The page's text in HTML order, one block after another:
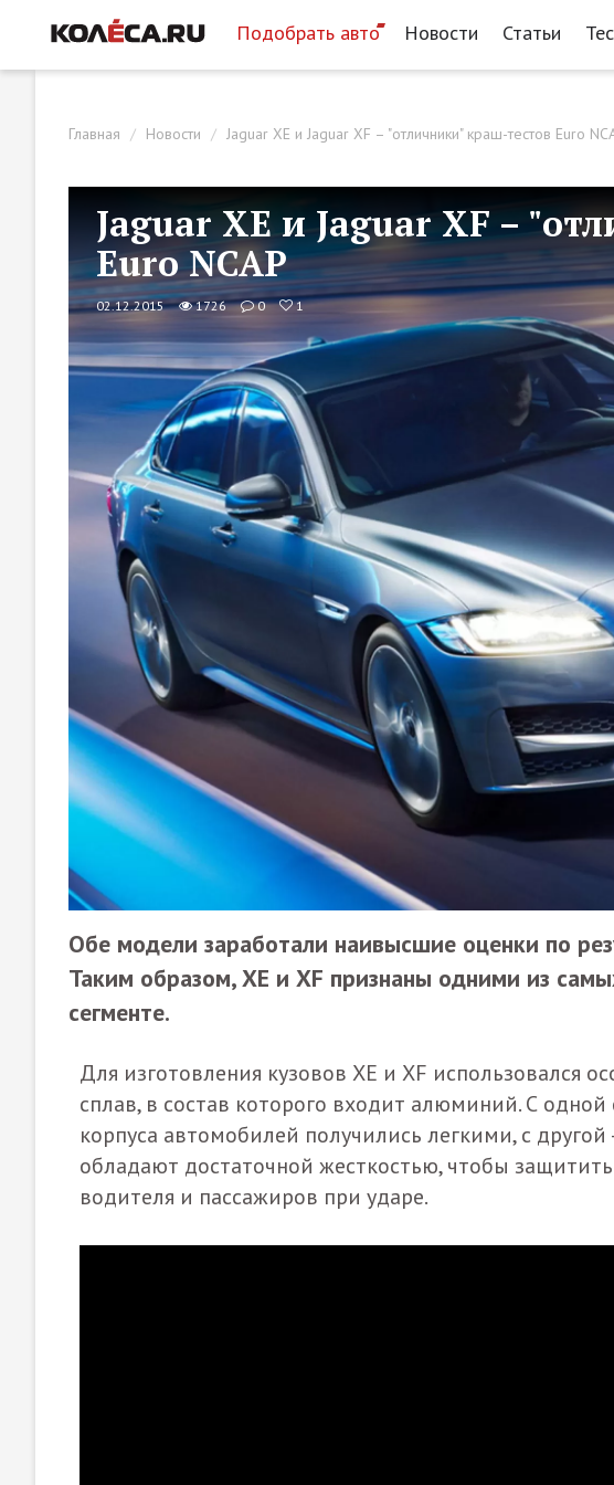
Подобрать авто Новости Статьи
Главная Новости Jaguar XE и Jaguar XF – "отличники" краш-тестов Euro
Jaguar XE и Jaguar XF –
Euro NCAP
02.12.2015 1726 0 1
Обе модели заработали наивысшие оценки по
Таким образом, XE и XF признаны одними из
сегменте.
Для изготовления кузовов XE и XF использовался
сплав, в состав которого входит алюминий. С одной
корпуса автомобилей получились легкими, с другой
обладают достаточной жесткостью, чтобы защитить
водителя и пассажиров при ударе.